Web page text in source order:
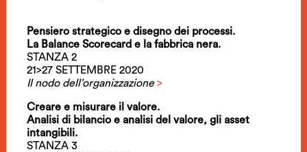
Pensiero strategico e disegno dei processi.
La Balance Scorecard e la fabbrica nera.
STANZA 2
21>27 SETTEMBRE 2020
Il nodo dell’organizzazione >
Creare e misurare il valore.
Analisi di bilancio e analisi del valore, gli asset
intangibili.
STANZA 3